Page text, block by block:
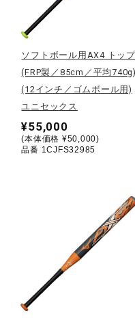
サポーター
健康／エクササ
メディカル
コラボ／ライセ
ソフトボール用AX4 トップ
(FRP製／85cm／平均740g)
(12インチ／ゴムボール用)
ユニセックス
¥55,000
(本体価格 ¥50,000)
品番 1CJFS32985